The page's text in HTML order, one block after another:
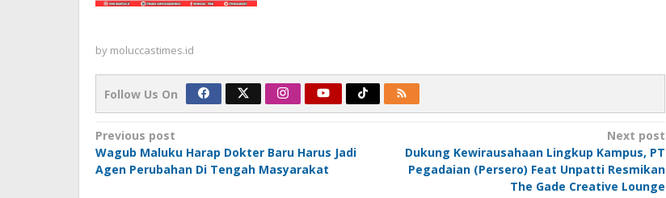
by moluccastimes.id
Follow Us On
Post
navigation
Previous post
Wagub Maluku Harap Dokter Baru Harus Jadi
Agen Perubahan Di Tengah Masyarakat
Next post
Dukung Kewirausahaan Lingkup Kampus, PT
Pegadaian (Persero) Feat Unpatti Resmikan
The Gade Creative Lounge